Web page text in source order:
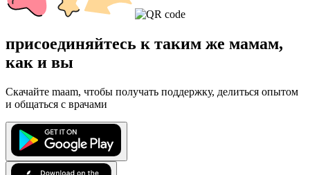
присоединяйтесь к таким же мамам,
как и вы
Скачайте maam, чтобы получать поддержку, делиться опытом
и общаться с врачами